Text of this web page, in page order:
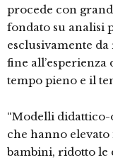
procede con
fondato su analisi
esclusivamente
fine
tempo pieno e il
“Modelli
che hanno
bambini, ridotto le